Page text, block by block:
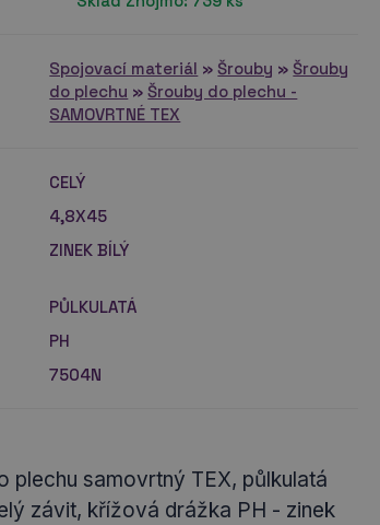
Spojovací materiál »Šrouby »Šrouby
do plechu »Šrouby do plechu -
SAMOVRTNÉ TEX
CELÝ
4,8X45
ZINEK BÍLÝ
PŮLKULATÁ
PH
7504N
plechu samovrtný TEX, půlkulatá
závit, křížová drážka PH - zinek